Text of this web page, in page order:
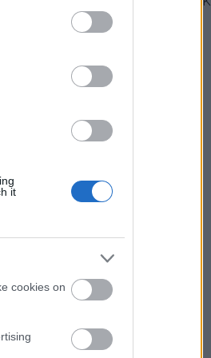
it
cookies on
Szerzőink
...nekünk írták
BBP
Demeter Tamás
Fedrid Gábor
Fügedi Ubul
Gergely József
Hunvald György
Kispál Tibor
Marosán Bence
Payns